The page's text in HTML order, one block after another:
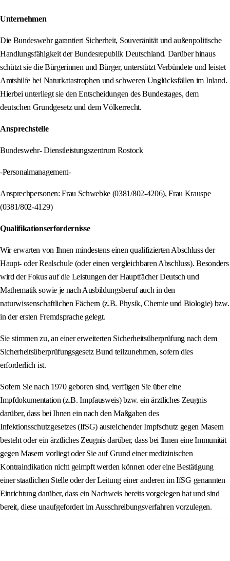
Unternehmen
Die Bundeswehr garantiert Sicherheit, Souveränität und außenpolitische
Handlungsfähigkeit der Bundesrepublik Deutschland. Darüber hinaus
schützt sie die Bürgerinnen und Bürger, unterstützt Verbündete und leistet
Amtshilfe bei Naturkatastrophen und schweren Unglücksfällen im Inland.
Hierbei unterliegt sie den Entscheidungen des Bundestages, dem
deutschen Grundgesetz und dem Völkerrecht.
Ansprechstelle
Bundeswehr- Dienstleistungszentrum Rostock
-Personalmanagement-
Ansprechpersonen: Frau Schwebke (0381/802-4206), Frau Krauspe
(0381/802-4129)
Qualifikationserfordernisse
Wir erwarten von Ihnen mindestens einen qualifizierten Abschluss der
Haupt- oder Realschule (oder einen vergleichbaren Abschluss). Besonders
wird der Fokus auf die Leistungen der Hauptfächer Deutsch und
Mathematik sowie je nach Ausbildungsberuf auch in den
naturwissenschaftlichen Fächern (z.B. Physik, Chemie und Biologie) bzw.
in der ersten Fremdsprache gelegt.
Sie stimmen zu, an einer erweiterten Sicherheitsüberprüfung nach dem
Sicherheitsüberprüfungsgesetz Bund teilzunehmen, sofern dies
erforderlich ist.
Sofern Sie nach 1970 geboren sind, verfügen Sie über eine
Impfdokumentation (z.B. Impfausweis) bzw. ein ärztliches Zeugnis
darüber, dass bei Ihnen ein nach den Maßgaben des
Infektionsschutzgesetzes (IfSG) ausreichender Impfschutz gegen Masern
besteht oder ein ärztliches Zeugnis darüber, dass bei Ihnen eine Immunität
gegen Masern vorliegt oder Sie auf Grund einer medizinischen
Kontraindikation nicht geimpft werden können oder eine Bestätigung
einer staatlichen Stelle oder der Leitung einer anderen im IfSG genannten
Einrichtung darüber, dass ein Nachweis bereits vorgelegen hat und sind
bereit, diese unaufgefordert im Ausschreibungsverfahren vorzulegen.